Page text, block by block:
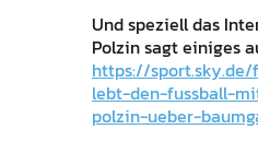
Und speziell das
Polzin sagt einiges
https://
lebt-den-fussball-
polzin-ueber-